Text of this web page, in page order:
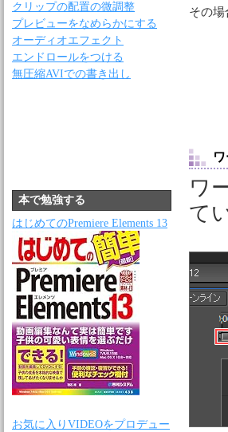
その
ワ
て
クリップの配置の微調整
プレビューをなめらかにする
オーディオエフェクト
エンドロールをつける
無圧縮AVIでの書き出し
本で勉強する
はじめてのPremiere Elements 13
お気に入りVIDEOをプロデュー